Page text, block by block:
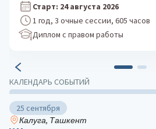
КАЛЕНДАРЬ СОБЫТИЙ
25 сентября
Калуга, Ташкент
Старт: 5 октября 2026
1 год, 3 очные сессии, 605 часов
Диплом с правом работы